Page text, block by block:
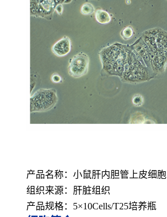
产品名称：小鼠肝内胆管上皮细胞
组织来源：肝脏组织
产品规格：5×10Cells/T25培养瓶